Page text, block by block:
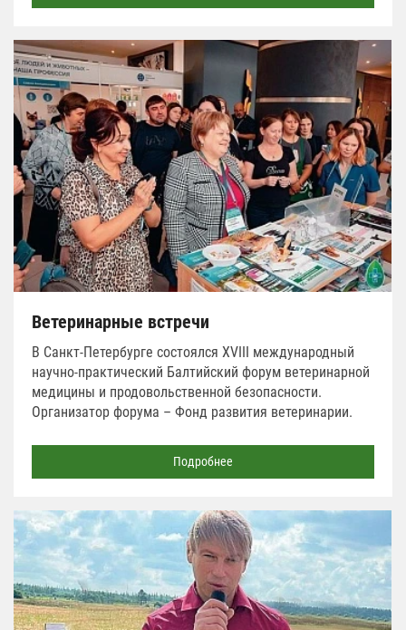
Ветеринарные встречи
В Санкт-Петербурге состоялся XVIII международный
научно-практический Балтийский форум ветеринарной
медицины и продовольственной безопасности.
Организатор форума – Фонд развития ветеринарии.
Подробнее